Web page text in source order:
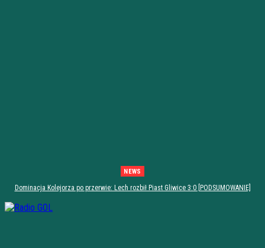
NEWS
Dominacja Kolejorza po przerwie: Lech rozbił Piast Gliwice 3:0 [PODSUMOWANIE]